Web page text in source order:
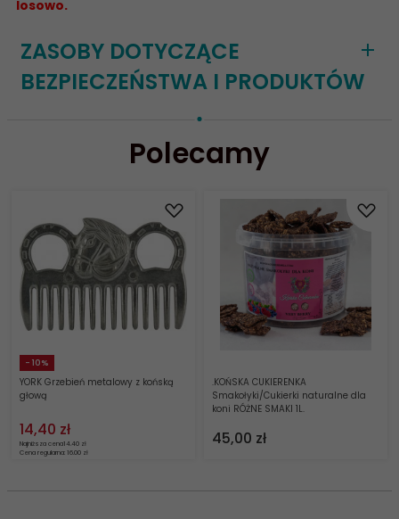
losowo.
ZASOBY DOTYCZĄCE
BEZPIECZEŃSTWA I PRODUKTÓW
Polecamy
- 10%
YORK Grzebień metalowy z końską
głową
14,40 zł
Najniższa cena14.40 zł
Cena regularna: 16.00 zł
.KOŃSKA CUKIERENKA
Smakołyki/Cukierki naturalne dla
koni RÓŻNE SMAKI 1L.
45,00 zł